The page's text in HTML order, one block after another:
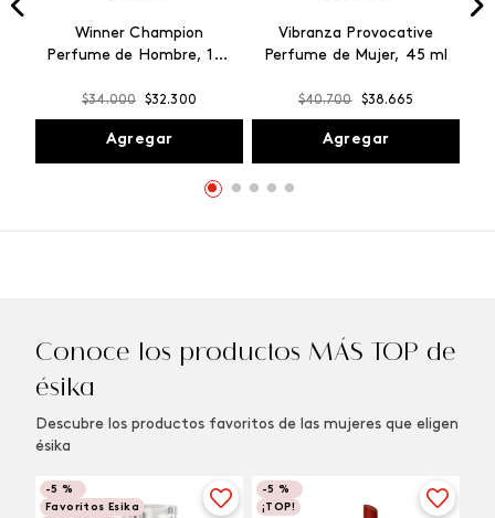
Winner Champion
Perfume de Hombre, 100
$34.000 $32.300
Agregar
Vibranza Provocative
Perfume de Mujer, 45 ml
$40.700 $38.665
Agregar
Conoce los productos MÁS TOP de
ésika
Descubre los productos favoritos de las mujeres que eligen
ésika
-5 %
Favoritos Esika
-5 %
¡TOP!